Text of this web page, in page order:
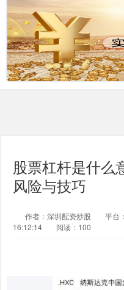
股票杠杆是什么
风险与技巧
作者：深圳配资炒股 平台
16:12:14
阅读：100